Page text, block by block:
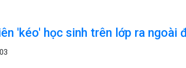
'kéo' học sinh trên lớp ra ngoài